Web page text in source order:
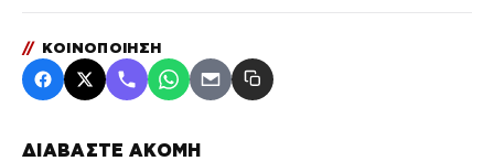
ΔΙΑΒΑΣΤΕ ΑΚΟΜΗ
// ΚΟΙΝΟΠΟΙΗΣΗ